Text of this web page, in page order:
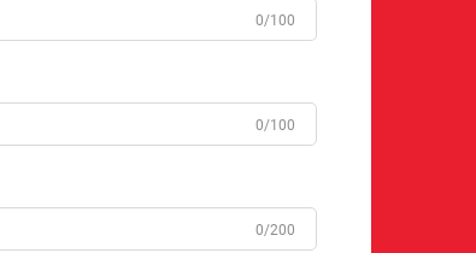
0/100
0/100
0/200